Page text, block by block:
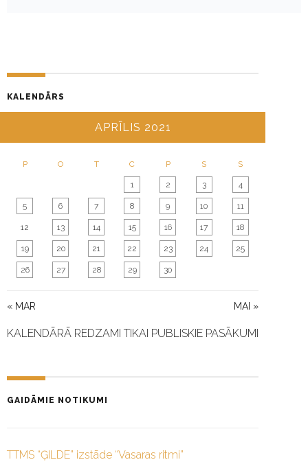
KALENDĀRS
APRĪLIS 2021
P O T C P S S
« MAR MAI »
1 2 3 4
5 6 7 8 9 10 11
12 13 14 15 16 17 18
19 20 21 22 23 24 25
26 27 28 29 30
KALENDĀRĀ REDZAMI TIKAI PUBLISKIE PASĀKUMI
GAIDĀMIE NOTIKUMI
TTMS “ĢILDE” izstāde “Vasaras ritmi”